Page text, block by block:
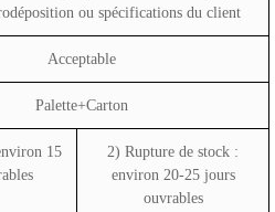
ou spécifications du client
Acceptable
Palette+Carton
15
2) Rupture de stock :
environ 20-25 jours
ouvrables